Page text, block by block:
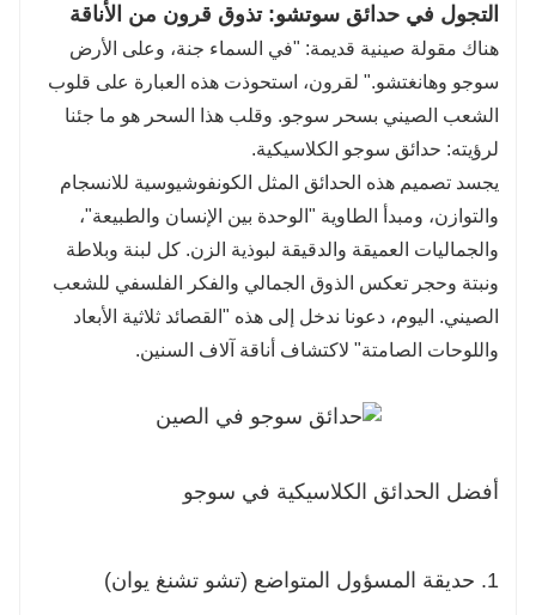
التجول في حدائق سوتشو: تذوق قرون من الأناقة
هناك مقولة صينية قديمة: "في السماء جنة، وعلى الأرض
سوجو وهانغتشو." لقرون، استحوذت هذه العبارة على قلوب
الشعب الصيني بسحر سوجو. وقلب هذا السحر هو ما جئنا
لرؤيته: حدائق سوجو الكلاسيكية.
يجسد تصميم هذه الحدائق المثل الكونفوشيوسية للانسجام
والتوازن، ومبدأ الطاوية "الوحدة بين الإنسان والطبيعة"،
والجماليات العميقة والدقيقة لبوذية الزن. كل لبنة وبلاطة
ونبتة وحجر تعكس الذوق الجمالي والفكر الفلسفي للشعب
الصيني. اليوم، دعونا ندخل إلى هذه "القصائد ثلاثية الأبعاد
واللوحات الصامتة" لاكتشاف أناقة آلاف السنين.
أفضل الحدائق الكلاسيكية في سوجو
1. حديقة المسؤول المتواضع (تشو تشنغ يوان)